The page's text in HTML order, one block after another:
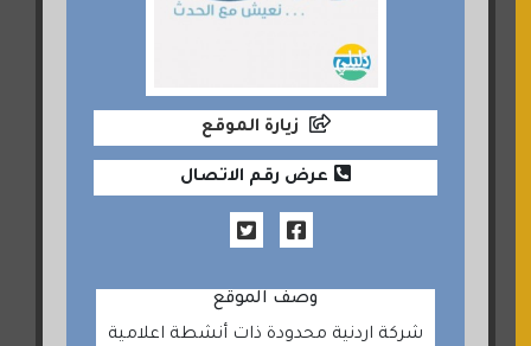
زيارة الموقع
عرض رقم الاتصال
وصف الموقع
شركة اردنية محدودة ذات أنشطة اعلامية